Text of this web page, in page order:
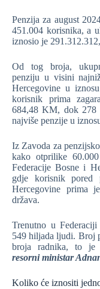
Penzija za august
451.004 korisnika, a
iznosio je
Od tog broja,
penziju u visini
Hercegovine u
korisnik prima
684,48 KM, dok 278
najviše penzije u
Iz Zavoda za
kako otprilike
Federacije Bosne i
gdje korisnik pored
Hercegovine prima
država.
Trenutno u
549 hiljada ljudi. Broj
broja radnika, to
resorni ministar
Koliko će iznositi